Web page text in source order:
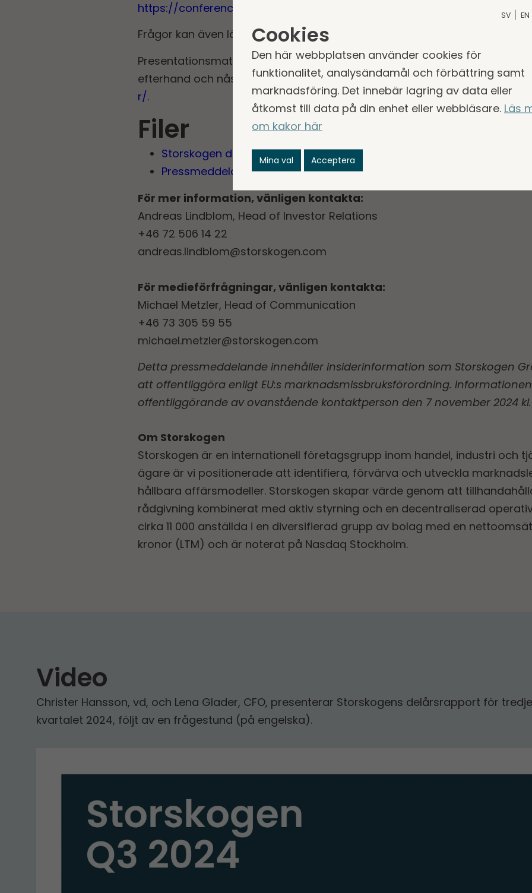
https://conference.financialhearings.com/teleconference/?id=50048812
Frågor kan även lämnas skriftligen till
Presentationsmaterial och webbsändning kommer att tillgängliggöras
efterhand och nås via följande länk:https://www.storskogen.com/sv/ir/
r/.
Filer
Storskogen delårs­rapport q3 2024
Pressmeddelande Q3 2024
För mer information, vänligen kontakta:
Andreas Lindblom, Head of Investor Relations
+46 72 506 14 22
andreas.lindblom@storskogen.com
För medieförfrågningar, vänligen kontakta:
Michael Metzler, Head of Communication
+46 73 305 59 55
michael.metzler@storskogen.com
Detta pressmeddelande innehåller insiderinformation som Storskogen
att offentliggöra enligt EU:s marknadsmissbruksförordning.
offentliggörande av ovanstående kontaktperson den 7 november 2024 kl.
Om Storskogen
Storskogen är en internationell företagsgrupp inom handel, industri och
ägare är vi positionerade att identifiera, förvärva och utveckla
hållbara affärsmodeller. Storskogen skapar värde genom att
rådgivning kombinerat med aktiv styrning och en decentraliserad
cirka 11 000 anställda i en diversifierad grupp av bolag med en
kronor (LTM) och är noterat på Nasdaq Stockholm.
Video
Christer Hansson, vd, och Lena Glader, CFO, presenterar Storskogens delårs­­rapport för tredje
kvartalet 2024, följt av en frågestund (på engelska).
SV EN
Cookies
Den här webbplatsen använder cookies för
funktionalitet, analysändamål och förbättring samt
marknadsföring. Det innebär lagring av data eller
åtkomst till data på din enhet eller webbläsare. Läs
om kakor här
Mina val Acceptera